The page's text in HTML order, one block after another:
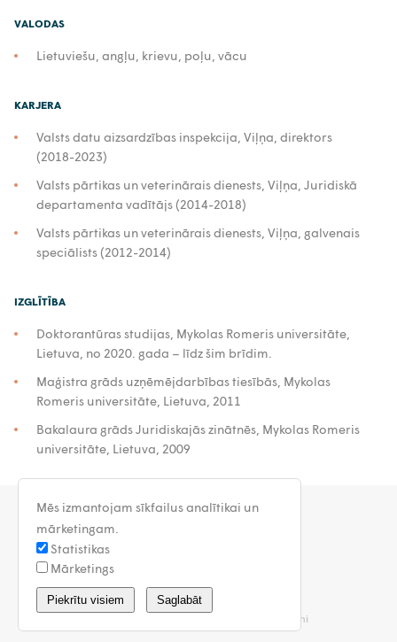
VALODAS
Lietuviešu, angļu, krievu, poļu, vācu
KARJERA
Valsts datu aizsardzības inspekcija, Viļņa, direktors
(2018-2023)
Valsts pārtikas un veterinārais dienests, Viļņa, Juridiskā
departamenta vadītājs (2014-2018)
Valsts pārtikas un veterinārais dienests, Viļņa, galvenais
speciālists (2012-2014)
IZGLĪTĪBA
Doktorantūras studijas, Mykolas Romeris universitāte,
Lietuva, no 2020. gada – līdz šim brīdim.
Maģistra grāds uzņēmējdarbības tiesībās, Mykolas
Romeris universitāte, Lietuva, 2011
Bakalaura grāds Juridiskajās zinātnēs, Mykolas Romeris
universitāte, Lietuva, 2009
latvia@walless.com
Vispārīgie noteikumi
Mēs izmantojam sīkfailus analītikai un
mārketingam.
Statistikas
Mārketings
Piekrītu visiem Saglabāt